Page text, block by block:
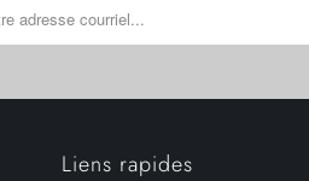
Liens rapides